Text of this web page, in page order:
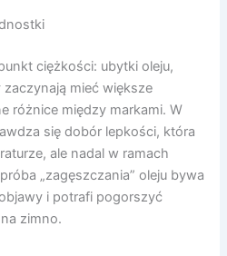
ciężkości: ubytki oleju,
mieć większe
różnice między markami. W
się dobór lepkości, która
ale nadal w ramach
„zagęszczania” oleju bywa
i potrafi pogorszyć
zimno.